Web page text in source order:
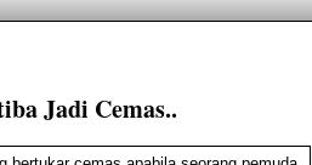
Jadi Cemas..